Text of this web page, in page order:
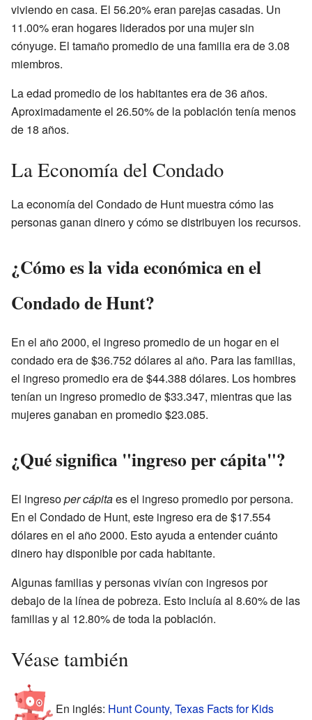
viviendo en casa. El 56.20% eran parejas casadas. Un
11.00% eran hogares liderados por una mujer sin
cónyuge. El tamaño promedio de una familia era de 3.08
miembros.
La edad promedio de los habitantes era de 36 años.
Aproximadamente el 26.50% de la población tenía menos
de 18 años.
La Economía del Condado
La economía del Condado de Hunt muestra cómo las
personas ganan dinero y cómo se distribuyen los recursos.
¿Cómo es la vida económica en el
Condado de Hunt?
En el año 2000, el ingreso promedio de un hogar en el
condado era de $36.752 dólares al año. Para las familias,
el ingreso promedio era de $44.388 dólares. Los hombres
tenían un ingreso promedio de $33.347, mientras que las
mujeres ganaban en promedio $23.085.
¿Qué significa "ingreso per cápita"?
El ingresoper cápitaes el ingreso promedio por persona.
En el Condado de Hunt, este ingreso era de $17.554
dólares en el año 2000. Esto ayuda a entender cuánto
dinero hay disponible por cada habitante.
Algunas familias y personas vivían con ingresos por
debajo de la línea de pobreza. Esto incluía al 8.60% de las
familias y al 12.80% de toda la población.
Véase también
En inglés: Hunt County, Texas Facts for Kids